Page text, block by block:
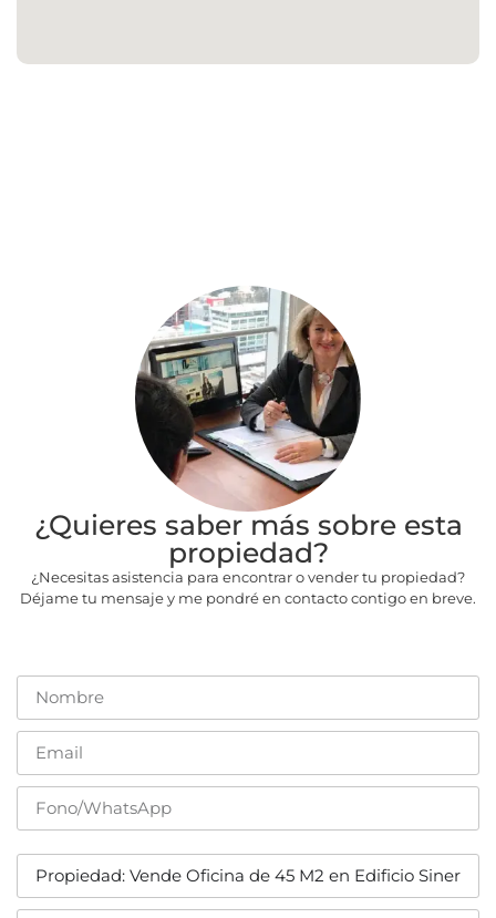
¿Quieres saber más sobre esta
propiedad?
¿Necesitas asistencia para encontrar o vender tu propiedad?
Déjame tu mensaje y me pondré en contacto contigo en breve.